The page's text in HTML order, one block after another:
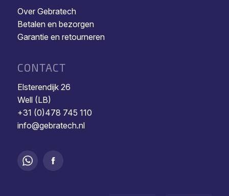
Over Gebratech
Betalen en bezorgen
Garantie en retourneren
CONTACT
Elsterendijk 26
Well (LB)
+31 (0)478 745 110
info@gebratech.nl